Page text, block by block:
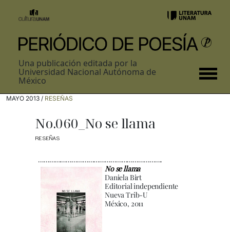
Una publicación editada por la
Universidad Nacional Autónoma de
México
MAYO 2013 / RESEÑAS
No.060_No se llama
RESEÑAS
………………………………………………………….
No se llama
Daniela Birt
Editorial independiente
Nueva Trib-U
México, 2011